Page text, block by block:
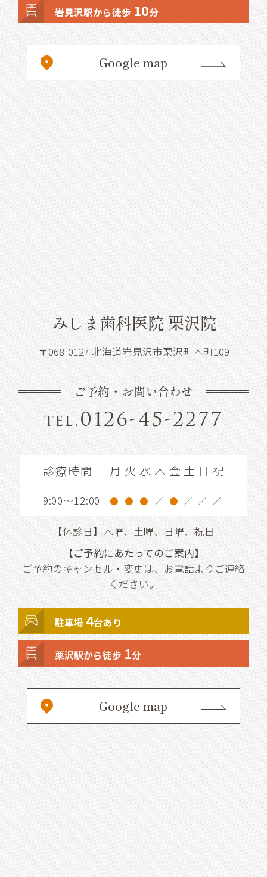
岩見沢駅から徒歩 10分
Google map
みしま歯科医院 栗沢院
〒068-0127 北海道岩見沢市栗沢町本町109
ご予約・お問い合わせ
tel.0126-45-2277
診療時間 月 火 水 木 金 土 日 祝
9:00～12:00 ● ● ● ／ ● ／ ／ ／
【休診日】木曜、土曜、日曜、祝日
【ご予約にあたってのご案内】
ご予約のキャンセル・変更は、お電話よりご連絡
ください。
駐車場 4台あり
栗沢駅から徒歩 1分
Google map